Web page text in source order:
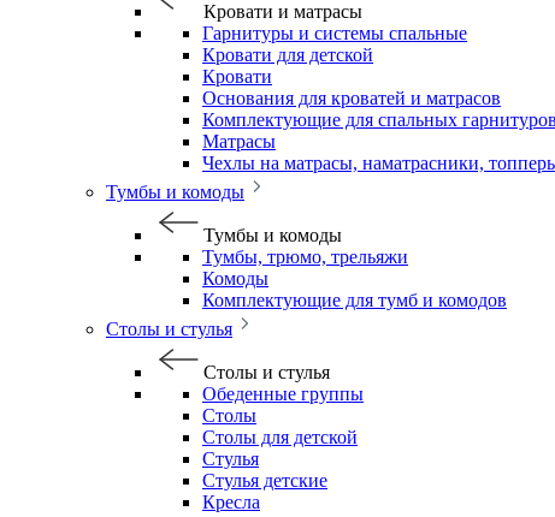
Кровати и матрасы
Гарнитуры и системы спальные
Кровати для детской
Кровати
Основания для кроватей и матрасов
Комплектующие для спальных
Матрасы
Чехлы на матрасы, наматрасники,
Тумбы и комоды
Тумбы и комоды
Тумбы, трюмо, трельяжи
Комоды
Комплектующие для тумб и комодов
Столы и стулья
Столы и стулья
Обеденные группы
Столы
Столы для детской
Стулья
Стулья детские
Кресла